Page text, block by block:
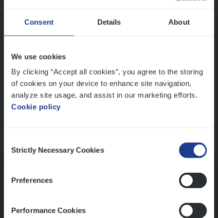
Consent Details About
We use cookies
By clicking “Accept all cookies”, you agree to the storing
of cookies on your device to enhance site navigation,
analyze site usage, and assist in our marketing efforts.
Cookie policy
Selection
Strictly Necessary Cookies
Preferences
Performance Cookies
Ons sollicitatieproces